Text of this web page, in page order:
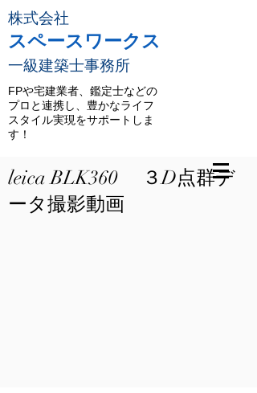
株式会社
スペースワークス
一級建築士事務所
FPや宅建業者、鑑定士などの
プロと連携し、豊かなライフ
スタイル実現をサポートしま
す！
leica BLK360 ３D点群デ
ータ撮影動画